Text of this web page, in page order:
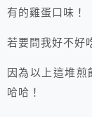
有的雞蛋口味！
若要問我好不好
因為以上這堆煎
哈哈！